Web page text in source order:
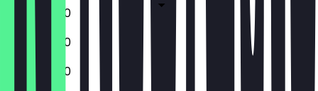
11:00 - 20:00
11:00 - 20:00
11:00 - 20:00